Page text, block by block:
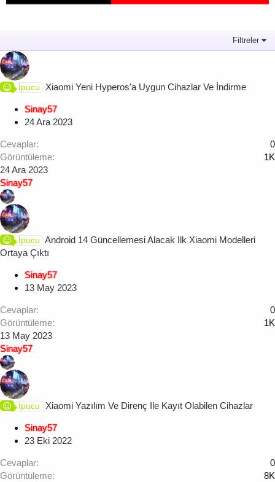
Filtreler
İpucu Xiaomi Yeni Hyperos'a Uygun Cihazlar Ve İndirme
Sinay57
24 Ara 2023
Cevaplar
0
Görüntüleme
1K
24 Ara 2023
Sinay57
İpucu Android 14 Güncellemesi Alacak Ilk Xiaomi Modelleri
Ortaya Çıktı
Sinay57
13 May 2023
Cevaplar
0
Görüntüleme
1K
13 May 2023
Sinay57
İpucu Xiaomi Yazılım Ve Direnç Ile Kayıt Olabilen Cihazlar
Sinay57
23 Eki 2022
Cevaplar
0
Görüntüleme
8K